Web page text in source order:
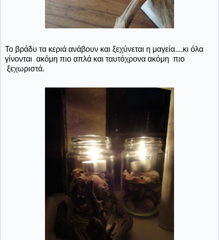
Το βράδυ τα κεριά ανάβουν και ξεχύνεται η μαγεία....κι όλα
γίνονται ακόμη πιο απλά και ταυτόχρονα ακόμη πιο
ξεχωριστά.